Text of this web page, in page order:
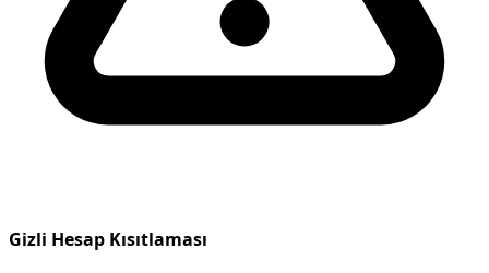
Gizli Hesap Kısıtlaması